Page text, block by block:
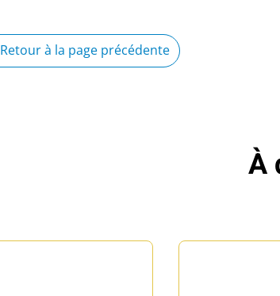
Retour à la page précédente
À